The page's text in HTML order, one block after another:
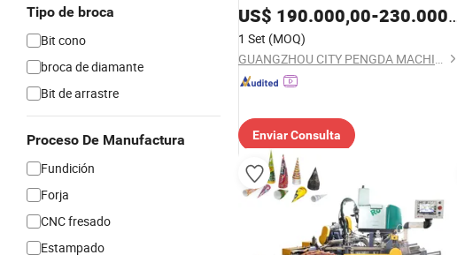
Tipo de broca
Bit cono
broca de diamante
Bit de arrastre
Proceso De Manufactura
Fundición
Forja
CNC fresado
Estampado
(CBIII-61*2A)
US$ 190.000,00-230.000,00
1 Set (MOQ)
GUANGZHOU CITY PENGDA MACHINERIES CO., LTD.
Enviar Consulta